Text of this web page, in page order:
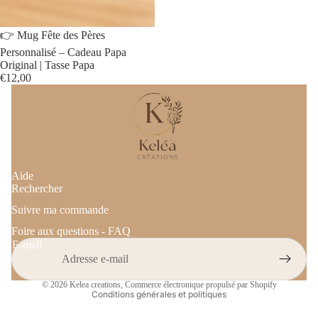
👉 Mug Fête des Pères
Personnalisé – Cadeau Papa
Original | Tasse Papa
€12,00
Aide
Rechercher
Suivre ma commande
Foire aux questions - FAQ
E-mail
© 2026 Kelea creations, Commerce électronique propulsé par Shopify
Conditions générales et politiques
Politique de confidentialité
Politique de remboursement
Conditions d’utilisation